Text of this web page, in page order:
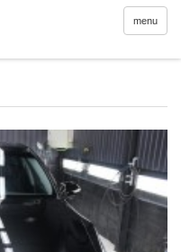
menu